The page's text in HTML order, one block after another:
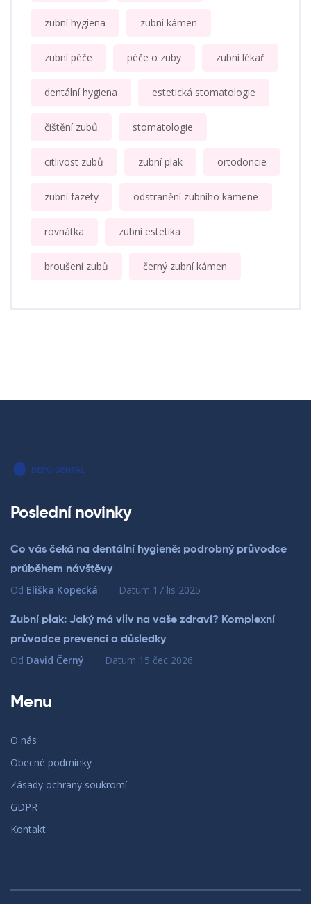
zubní hygiena zubní kámen
zubní péče péče o zuby zubní lékař
dentální hygiena estetická stomatologie
čištění zubů stomatologie
citlivost zubů zubní plak ortodoncie
zubní fazety odstranění zubního kamene
rovnátka zubní estetika
broušení zubů černý zubní kámen
Poslední novinky
Co vás čeká na dentální hygieně: podrobný průvodce
průběhem návštěvy
Od Eliška Kopecká Datum 17 lis 2025
Zubní plak: Jaký má vliv na vaše zdraví? Komplexní
průvodce prevencí a důsledky
Od David Černý Datum 15 čec 2026
Menu
O nás
Obecné podmínky
Zásady ochrany soukromí
GDPR
Kontakt